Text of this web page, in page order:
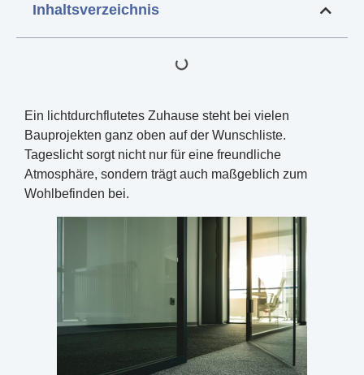
Inhaltsverzeichnis
Ein lichtdurchflutetes Zuhause steht bei vielen
Bauprojekten ganz oben auf der Wunschliste.
Tageslicht sorgt nicht nur für eine freundliche
Atmosphäre, sondern trägt auch maßgeblich zum
Wohlbefinden bei.